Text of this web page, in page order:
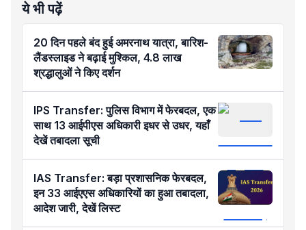
ये भी पढ़ें
20 दिन पहले बंद हुई अमरनाथ यात्रा, बारिश-
लैंडस्लाइड ने बढ़ाई मुश्किल, 4.8 लाख
श्रद्धालुओं ने किए दर्शन
IPS Transfer: पुलिस विभाग में फेरबदल, एक
साथ 13 आईपीएस अधिकारी इधर से उधर, यहाँ
देखें तबादला सूची
IAS Transfer: बड़ा प्रशासनिक फेरबदल,
इन 33 आईएएस अधिकारियों का हुआ तबादला,
आदेश जारी, देखें लिस्ट